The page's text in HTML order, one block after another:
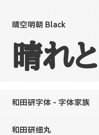
晴空明朝 Black
晴れ
和田研字体 - 字体家族
和田研细丸